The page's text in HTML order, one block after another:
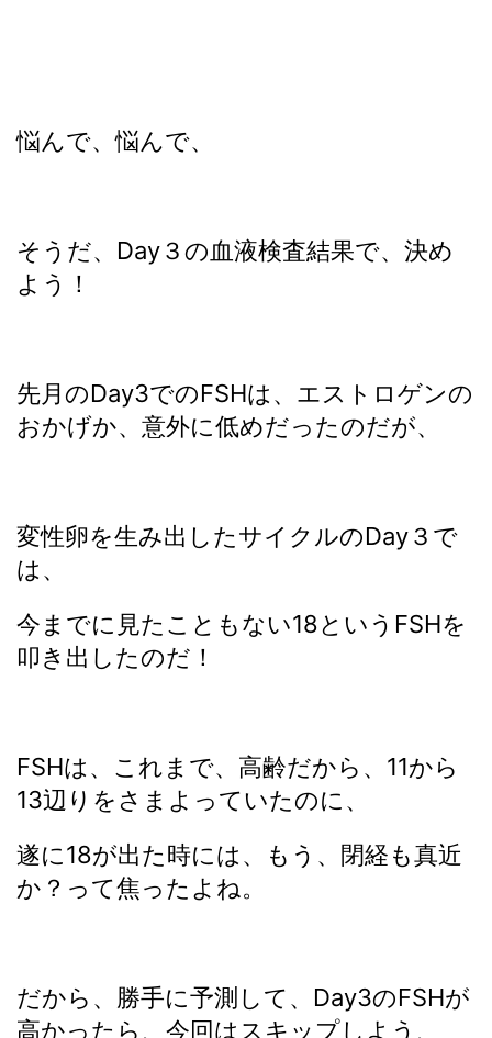
悩んで、悩んで、
そうだ、Day３の血液検査結果で、決め
よう！
先月のDay3でのFSHは、エストロゲンの
おかげか、意外に低めだったのだが、
変性卵を生み出したサイクルのDay３で
は、
今までに見たこともない18というFSHを
叩き出したのだ！
FSHは、これまで、高齢だから、11から
13辺りをさまよっていたのに、
遂に18が出た時には、もう、閉経も真近
か？って焦ったよね。
だから、勝手に予測して、Day3のFSHが
高かったら、今回はスキップしよう、